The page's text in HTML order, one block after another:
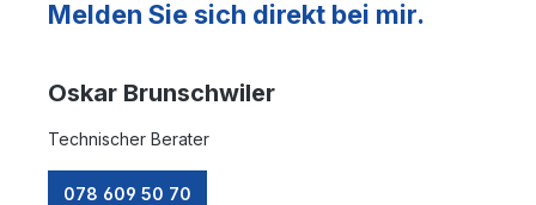
Melden Sie sich direkt bei mir.
Oskar Brunschwiler
Technischer Berater
078 609 50 70